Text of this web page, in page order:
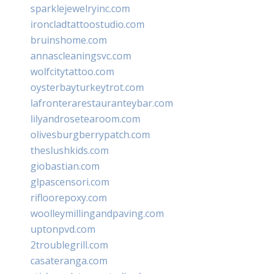
sparklejewelryinc.com
ironcladtattoostudio.com
bruinshome.com
annascleaningsvc.com
wolfcitytattoo.com
oysterbayturkeytrot.com
lafronterarestauranteybar.com
lilyandrosetearoom.com
olivesburgberrypatch.com
theslushkids.com
giobastian.com
glpascensori.com
rifloorepoxy.com
woolleymillingandpaving.com
uptonpvd.com
2troublegrill.com
casateranga.com